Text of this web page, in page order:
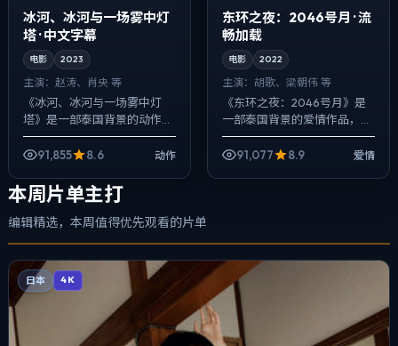
冰河、冰河与一场雾中灯
塔 · 中文字幕
电影 2023
主演： 赵涛、肖央 等
《冰河、冰河与一场雾中灯
塔》是一部泰国背景的动作作
品，2023年公映，由刁亦男
执导，赵涛、肖央、周迅等主
陈日常，后半段...
91,855 8.6 动作
东环之夜：2046号月 · 流
畅加载
电影 2022
主演： 胡歌、梁朝伟 等
《东环之夜：2046号月》是
一部泰国背景的爱情作品，
2022年公映，由乌尔善执
导，胡歌、梁朝伟、张译等主
91,077 8.9 爱情
本周片单主打
编辑精选，本周值得优先观看的片单
日本 4K